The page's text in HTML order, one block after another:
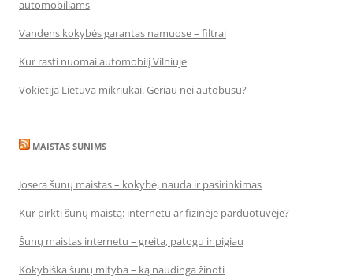
automobiliams
Vandens kokybės garantas namuose – filtrai
Kur rasti nuomai automobilį Vilniuje
Vokietija Lietuva mikriukai. Geriau nei autobusu?
MAISTAS SUNIMS
Josera šunų maistas – kokybė, nauda ir pasirinkimas
Kur pirkti šunų maistą: internetu ar fizinėje parduotuvėje?
Šunų maistas internetu – greita, patogu ir pigiau
Kokybiška šunų mityba – ką naudinga žinoti